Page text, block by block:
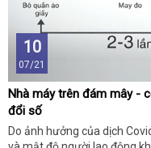
10
07/21
Nhà máy trên đám mây -
đổi số
Do ảnh hưởng của dịch